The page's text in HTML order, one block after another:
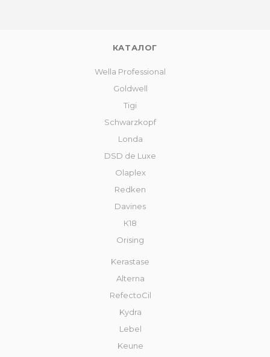
КАТАЛОГ
Wella Professional
Goldwell
Tigi
Schwarzkopf
Londa
DSD de Luxe
Olaplex
Redken
Davines
К18
Orising
Kerastase
Alterna
RefectoCil
Kydra
Lebel
Keune